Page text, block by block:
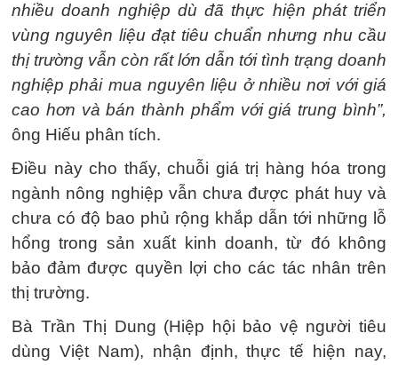
nhiều doanh nghiệp dù đã thực hiện phát triển
vùng nguyên liệu đạt tiêu chuẩn nhưng nhu cầu
thị trường vẫn còn rất lớn dẫn tới tình trạng doanh
nghiệp phải mua nguyên liệu ở nhiều nơi với giá
cao hơn và bán thành phẩm với giá trung bình”,
ông Hiếu phân tích.
Điều này cho thấy, chuỗi giá trị hàng hóa trong
ngành nông nghiệp vẫn chưa được phát huy và
chưa có độ bao phủ rộng khắp dẫn tới những lỗ
hổng trong sản xuất kinh doanh, từ đó không
bảo đảm được quyền lợi cho các tác nhân trên
thị trường.
Bà Trần Thị Dung (Hiệp hội bảo vệ người tiêu
dùng Việt Nam), nhận định, thực tế hiện nay,